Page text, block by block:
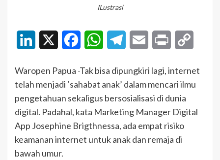
ILustrasi
LinkedIn FacebookWhatsAppTelegramEmail Print
Waropen Papua -Tak bisa dipungkiri lagi, internet
telah menjadi ‘sahabat anak’ dalam mencari ilmu
pengetahuan sekaligus bersosialisasi di dunia
digital. Padahal, kata Marketing Manager Digital
App Josephine Brigthnessa, ada empat risiko
keamanan internet untuk anak dan remaja di
bawah umur.